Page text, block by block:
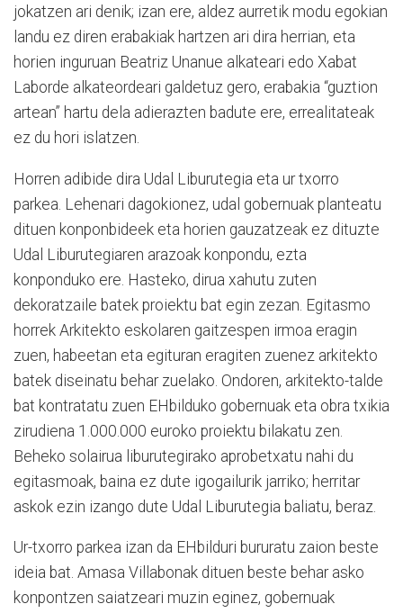
jokatzen ari denik; izan ere, aldez aurretik modu egokian
landu ez diren erabakiak hartzen ari dira herrian, eta
horien inguruan Beatriz Unanue alkateari edo Xabat
Laborde alkateordeari galdetuz gero, erabakia “guztion
artean” hartu dela adierazten badute ere, errealitateak
ez du hori islatzen.
Horren adibide dira Udal Liburutegia eta ur txorro
parkea. Lehenari dagokionez, udal gobernuak planteatu
dituen konponbideek eta horien gauzatzeak ez dituzte
Udal Liburutegiaren arazoak konpondu, ezta
konponduko ere. Hasteko, dirua xahutu zuten
dekoratzaile batek proiektu bat egin zezan. Egitasmo
horrek Arkitekto eskolaren gaitzespen irmoa eragin
zuen, habeetan eta egituran eragiten zuenez arkitekto
batek diseinatu behar zuelako. Ondoren, arkitekto-talde
bat kontratatu zuen EHbilduko gobernuak eta obra txikia
zirudiena 1.000.000 euroko proiektu bilakatu zen.
Beheko solairua liburutegirako aprobetxatu nahi du
egitasmoak, baina ez dute igogailurik jarriko; herritar
askok ezin izango dute Udal Liburutegia baliatu, beraz.
Ur-txorro parkea izan da EHbilduri bururatu zaion beste
ideia bat. Amasa Villabonak dituen beste behar asko
konpontzen saiatzeari muzin eginez, gobernuak